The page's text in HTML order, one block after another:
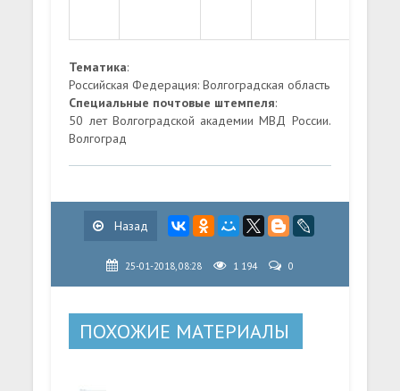
Тематика:
Российская Федерация: Волгоградская область
Специальные почтовые штемпеля:
50 лет Волгоградской академии МВД России.
Волгоград
Назад
25-01-2018, 08:28 1 194 0
ПОХОЖИЕ МАТЕРИАЛЫ